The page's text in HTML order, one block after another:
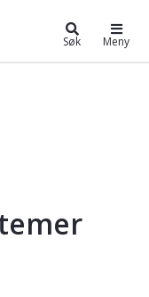
Søk Meny